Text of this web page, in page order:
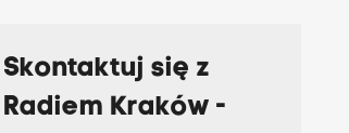
Skontaktuj się z
Radiem Kraków -